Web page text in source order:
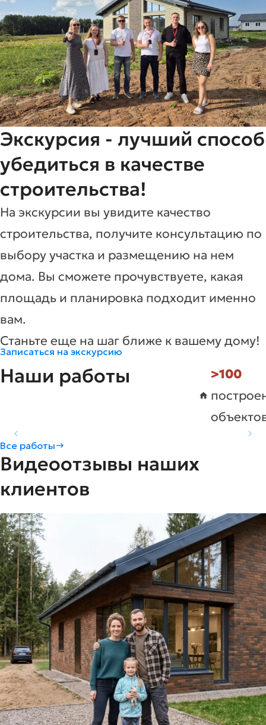
Экскурсия - лучший способ
убедиться в качестве
строительства!
На экскурсии вы увидите качество
строительства, получите консультацию по
выбору участка и размещению на нем
дома. Вы сможете прочувствуете, какая
площадь и планировка подходит именно
вам.
Станьте еще на шаг ближе к вашему дому!
Записаться на экскурсию
Наши работы
>100
Коттедж в д. Вотское -
H175
Коттедж в г. Киров -
H174
Коттедж в с. Трехречье
- H173
Все работы
Видеоотзывы наших
клиентов